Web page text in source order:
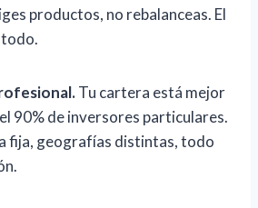
productos, no rebalanceas. El
Tu cartera está mejor
90% de inversores particulares.
fija, geografías distintas, todo